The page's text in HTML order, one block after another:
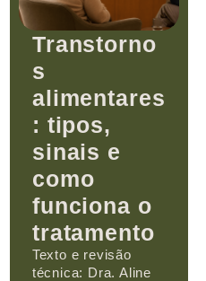
Transtorno
s
alimentares
: tipos,
sinais e
como
funciona o
tratamento
Texto e revisão
técnica: Dra. Aline